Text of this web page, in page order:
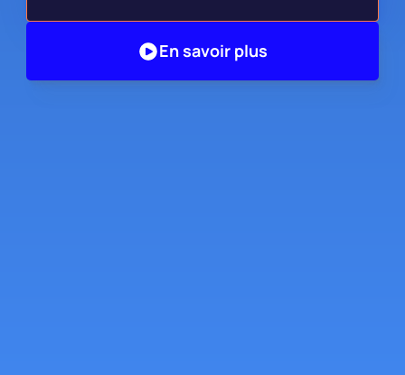
En savoir plus